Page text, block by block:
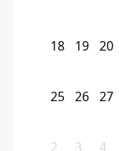
18 19 20
25 26 27
2 3 4